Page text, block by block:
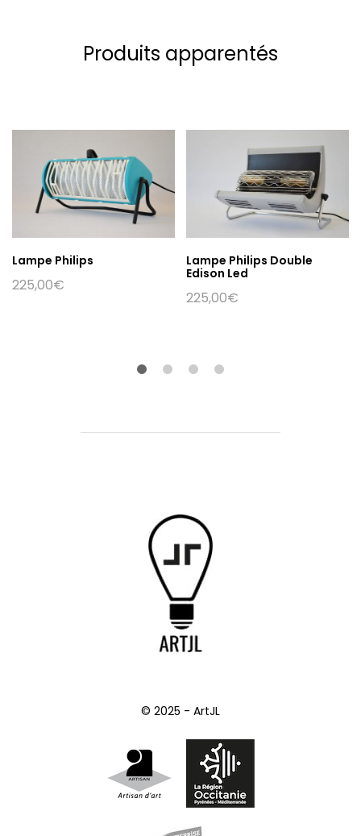
Produits apparentés
Lampe Philips
225,00€
Lampe Philips Double
Edison Led
225,00€
© 2025 - ArtJL